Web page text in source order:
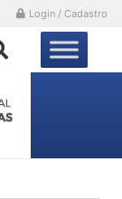
Login / Cadastro